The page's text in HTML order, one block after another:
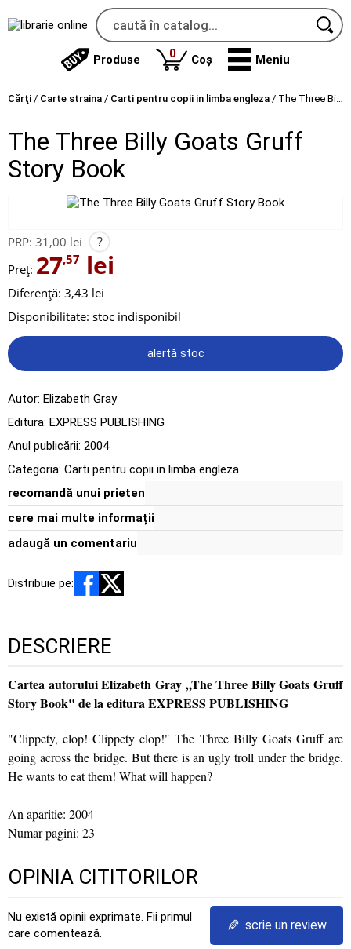
Produse 0produse
Coș Meniu
Cărţi / Carte straina / Carti pentru copii in limba engleza / The Three Billy Goats Gruff Story Book
The Three Billy Goats Gruff
Story Book
PRP: 31,00 lei ?
Preț: 27,57 lei
Diferență: 3,43 lei
Disponibilitate: stoc indisponibil
alertă stoc
Autor: Elizabeth Gray
Editura: EXPRESS PUBLISHING
Anul publicării: 2004
Categoria: Carti pentru copii in limba engleza
recomandă unui prieten
cere mai multe informații
adaugă un comentariu
Distribuie pe:
DESCRIERE
Cartea autorului Elizabeth Gray „The Three Billy Goats Gruff
Story Book" de la editura EXPRESS PUBLISHING
"Clippety, clop! Clippety clop!" The Three Billy Goats Gruff are
going across the bridge. But there is an ugly troll under the bridge.
He wants to eat them! What will happen?
An aparitie: 2004
Numar pagini: 23
OPINIA CITITORILOR
Nu există opinii exprimate. Fii primul
care comentează.
✎ scrie un review